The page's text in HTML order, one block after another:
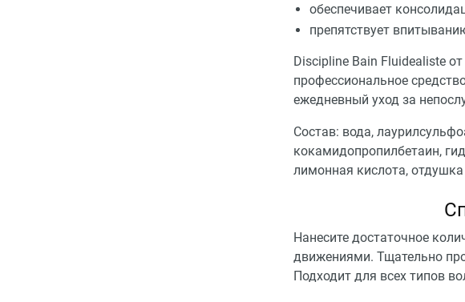
обеспечивает
препятствует
Discipline Bain Fluidealiste
профессиональное
ежедневный уход за
Состав: вода,
кокамидопропилбетаин,
лимонная кислота,
Нанесите достаточное
движениями. Тщательно
Подходит для всех типов